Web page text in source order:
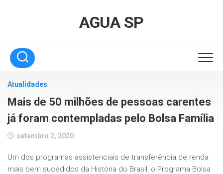
AGUA SP
Atualidades
Mais de 50 milhões de pessoas carentes
já foram contempladas pelo Bolsa Família
setembro 2, 2020
Um dos programas assistenciais de transferência de renda
mais bem sucedidos da História do Brasil, o Programa Bolsa